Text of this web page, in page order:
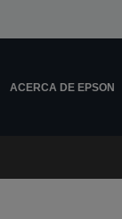
ACERCA DE EPSON